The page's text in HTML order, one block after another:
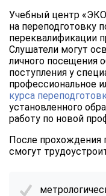
Учебный центр
на переподготовку
переквалификации
Слушатели могут
личного посещения
поступления у
профессиональное
курса
установленного
работу по новой
После прохождения
смогут